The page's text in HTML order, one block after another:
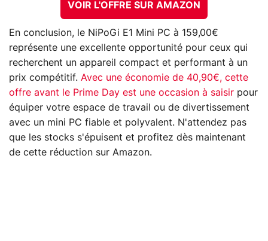
VOIR L'OFFRE SUR AMAZON
En conclusion, le NiPoGi E1 Mini PC à 159,00€
représente une excellente opportunité pour ceux qui
recherchent un appareil compact et performant à un
prix compétitif. Avec une économie de 40,90€, cette
offre avant le Prime Day est une occasion à saisir pour
équiper votre espace de travail ou de divertissement
avec un mini PC fiable et polyvalent. N'attendez pas
que les stocks s'épuisent et profitez dès maintenant
de cette réduction sur Amazon.